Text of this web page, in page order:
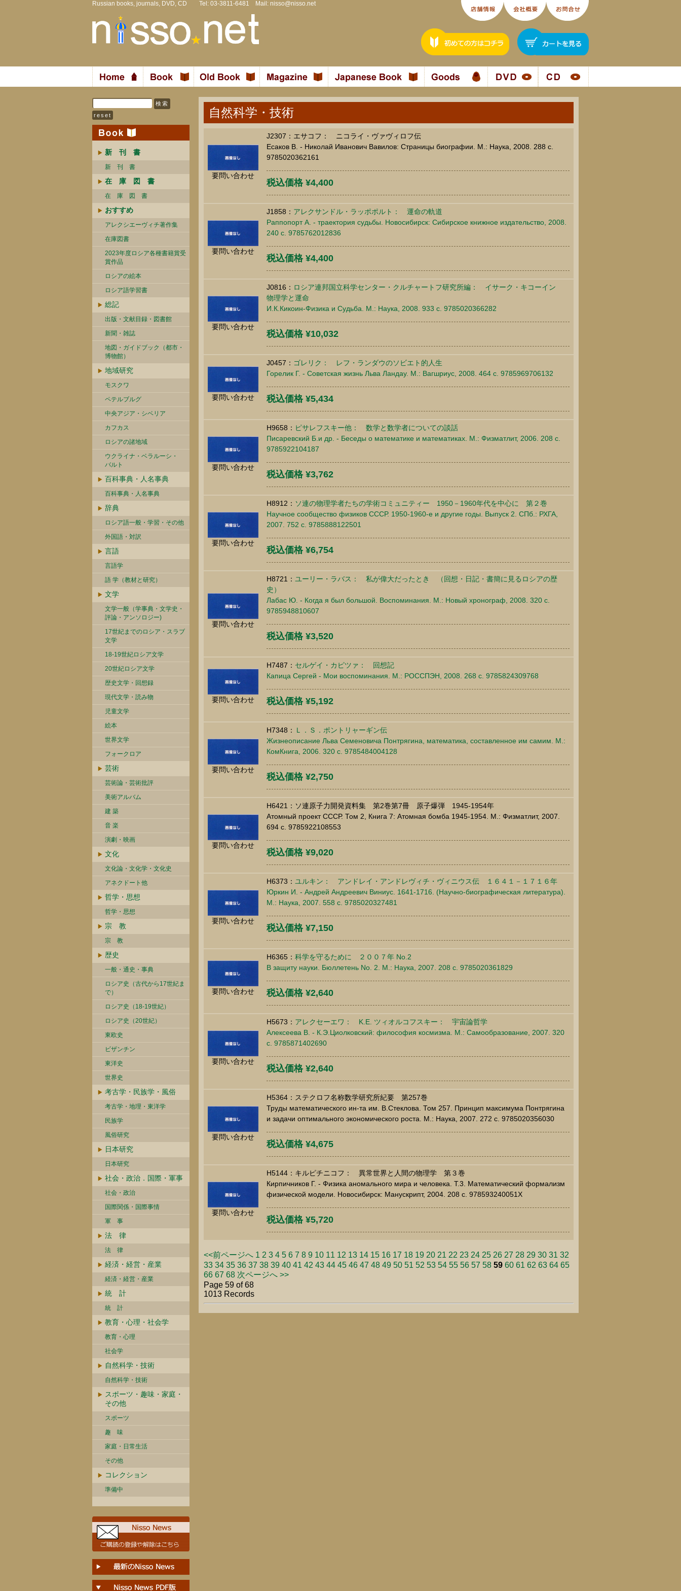
Russian books, journals, DVD, CD Tel: 03-3811-6481 Mail: nisso@nisso.net
新 刊 書
新 刊 書
在 庫 図 書
在 庫 図 書
おすすめ
アレクシエーヴィチ著作集
在庫図書
2023年度ロシア各種書籍賞受
賞作品
ロシアの絵本
ロシア語学習書
総記
出版・文献目録・図書館
新聞・雑誌
地図・ガイドブック（都市・
博物館）
地域研究
モスクワ
ペテルブルグ
中央アジア・シベリア
カフカス
ロシアの諸地域
ウクライナ・ベラルーシ・
バルト
百科事典・人名事典
百科事典・人名事典
辞典
ロシア語一般・学習・その他
外国語・対訳
言語
言語学
語 学（教材と研究）
文学
文学一般（学事典・文学史・
評論・アンソロジー)
17世紀までのロシア・スラブ
文学
18-19世紀ロシア文学
20世紀ロシア文学
歴史文学・回想録
現代文学・読み物
児童文学
絵本
世界文学
フォークロア
芸術
芸術論・芸術批評
美術アルバム
建 築
音 楽
演劇・映画
文化
文化論・文化学・文化史
アネクドート他
哲学・思想
哲学・思想
宗 教
宗 教
歴史
一般・通史・事典
ロシア史（古代から17世紀ま
で）
ロシア史（18-19世紀）
ロシア史（20世紀）
東欧史
ビザンチン
東洋史
世界史
考古学・民族学・風俗
考古学・地理・東洋学
民族学
風俗研究
日本研究
日本研究
社会・政治．国際・軍事
社会・政治
国際関係・国際事情
軍 事
法 律
法 律
経済・経営・産業
経済・経営・産業
統 計
統 計
教育・心理・社会学
教育・心理
社会学
自然科学・技術
自然科学・技術
スポーツ・趣味・家庭・
その他
スポーツ
趣 味
家庭・日常生活
その他
コレクション
準備中
自然科学・技術
要問い合わせ
J2307：エサコフ： ニコライ・ヴァヴィロフ伝
Есаков В. - Николай Иванович Вавилов: Страницы биографии. М.: Наука, 2008. 288 c.
9785020362161
税込価格 ¥4,400
要問い合わせ
J1858： アレクサンドル・ラッポポルト： 運命の軌道
Раппопорт А. - траектория судьбы. Новосибирск: Сибирское книжное издательство, 2008.
240 c. 9785762012836
税込価格 ¥4,400
要問い合わせ
J0816： ロシア連邦国立科学センター・クルチャートフ研究所編： イサーク・キコーイン
物理学と運命
И.К.Кикоин-Физика и Судьба. М.: Наука, 2008. 933 c. 9785020366282
税込価格 ¥10,032
要問い合わせ
J0457： ゴレリク： レフ・ランダウのソビエト的人生
Горелик Г. - Советская жизнь Льва Ландау. М.: Вагшриус, 2008. 464 c. 9785969706132
税込価格 ¥5,434
要問い合わせ
H9658： ピサレフスキー他： 数学と数学者についての談話
Писаревский Б.и др. - Беседы о математике и математиках. М.: Физматлит, 2006. 208 c.
9785922104187
税込価格 ¥3,762
要問い合わせ
H8912： ソ連の物理学者たちの学術コミュニティー 1950－1960年代を中心に 第２巻
Научное сообщество физиков СССР. 1950-1960-е и другие годы. Выпуск 2. СПб.: РХГА,
2007. 752 c. 9785888122501
税込価格 ¥6,754
要問い合わせ
H8721： ユーリー・ラバス： 私が偉大だったとき （回想・日記・書簡に見るロシアの歴
史）
Лабас Ю. - Когда я был большой. Воспоминания. М.: Новый хронограф, 2008. 320 c.
9785948810607
税込価格 ¥3,520
要問い合わせ
H7487： セルゲイ・カピツァ： 回想記
Капица Сергей - Мои воспоминания. М.: РОССПЭН, 2008. 268 c. 9785824309768
税込価格 ¥5,192
要問い合わせ
H7348：
Ｌ．Ｓ．ポントリャーギン伝
Жизнеописание Льва Семеновича Понтрягина, математика, составленное им самим. М.:
КомКнига, 2006. 320 c. 9785484004128
税込価格 ¥2,750
要問い合わせ
H6421：ソ連原子力開発資料集 第2巻第7冊 原子爆弾 1945-1954年
Атомный проект СССР. Том 2, Книга 7: Атомная бомба 1945-1954. М.: Физматлит, 2007.
694 c. 9785922108553
税込価格 ¥9,020
要問い合わせ
H6373： ユルキン： アンドレイ・アンドレヴィチ・ヴィニウス伝 １６４１－１７１６年
Юркин И. - Андрей Андреевич Виниус. 1641-1716. (Научно-биографическая литература).
М.: Наука, 2007. 558 c. 9785020327481
税込価格 ¥7,150
要問い合わせ
H6365： 科学を守るために ２００７年 No.2
В защиту науки. Бюллетень No. 2. М.: Наука, 2007. 208 c. 9785020361829
税込価格 ¥2,640
要問い合わせ
H5673： アレクセーエワ： K.E. ツィオルコフスキー： 宇宙論哲学
Алексеева В. - К.Э.Циолковский: философия космизма. М.: Самообразование, 2007. 320
c. 9785871402690
税込価格 ¥2,640
要問い合わせ
H5364：ステクロフ名称数学研究所紀要 第257巻
Труды математического ин-та им. В.Стеклова. Том 257. Принцип максимума Понтрягина
и задачи оптимального экономического роста. М.: Наука, 2007. 272 c. 9785020356030
税込価格 ¥4,675
要問い合わせ
H5144：キルピチニコフ： 異常世界と人間の物理学 第３巻
Кирпичников Г. - Физика аномального мира и человека. Т.3. Математический формализм
физической модели. Новосибирск: Манускрипт, 2004. 208 c. 978593240051X
税込価格 ¥5,720
<<前ページへ 1 2 3 4 5 6 7 8 9 10 11 12 13 14 15 16 17 18 19 20 21 22 23 24 25 26 27 28 29 30 31 32
33 34 35 36 37 38 39 40 41 42 43 44 45 46 47 48 49 50 51 52 53 54 55 56 57 58 59 60 61 62 63 64 65
66 67 68 次ページへ >>
Page 59 of 68
1013 Records